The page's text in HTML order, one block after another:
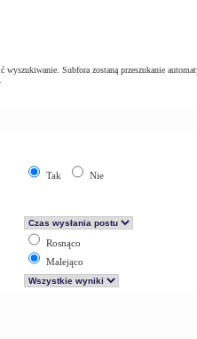
Subfora zostaną przeszukanie
Tak Nie
Rosnąco
Malejąco